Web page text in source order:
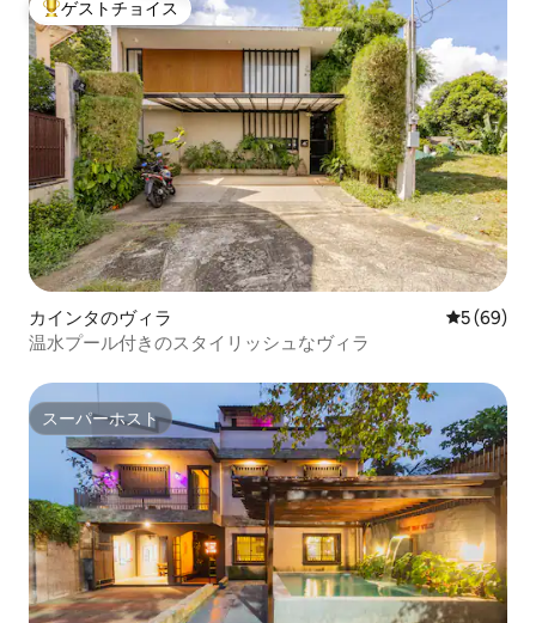
大好評のゲストチョイスです。
ゲストチョイス
カインタのヴィラ レビュー
5 (69)
温水プール付きのスタイリッシュなヴィラ
スーパーホスト
スーパーホスト